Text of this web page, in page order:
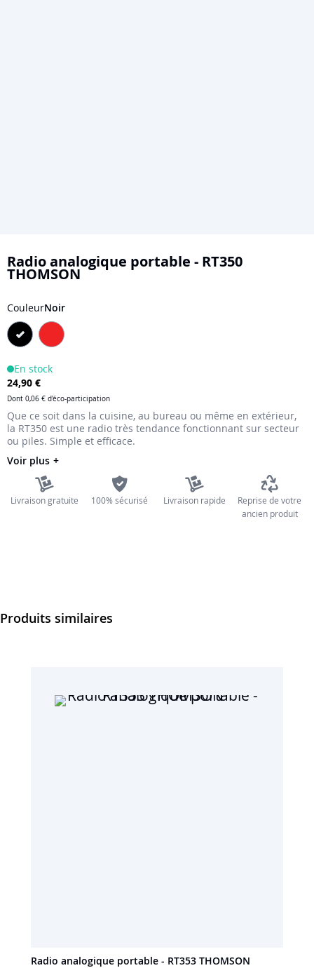
to
the
of
the
images
gallery
Radio analogique portable - RT350
THOMSON
CouleurNoir
En stock
24,90 €
Dont 0,06 € d'éco-participation
Que ce soit dans la cuisine, au bureau ou même en extérieur,
la RT350 est une radio très tendance fonctionnant sur secteur
ou piles. Simple et efficace.
Voir plus
Livraison gratuite 100% sécurisé Livraison rapide
Reprise de votre
ancien produit
Produits similaires
Radio analogique portable - RT353 THOMSON